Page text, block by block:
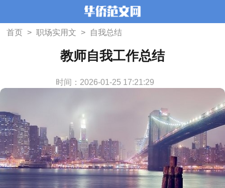
首页 > 职场实用文 > 自我总结
教师自我工作总结
时间：2026-01-25 17:21:29